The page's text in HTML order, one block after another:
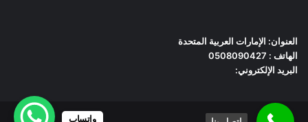
العنوان: الإمارات العربية المتحدة
الهاتف : 0508090427
البريد الإلكتروني:
واتساب